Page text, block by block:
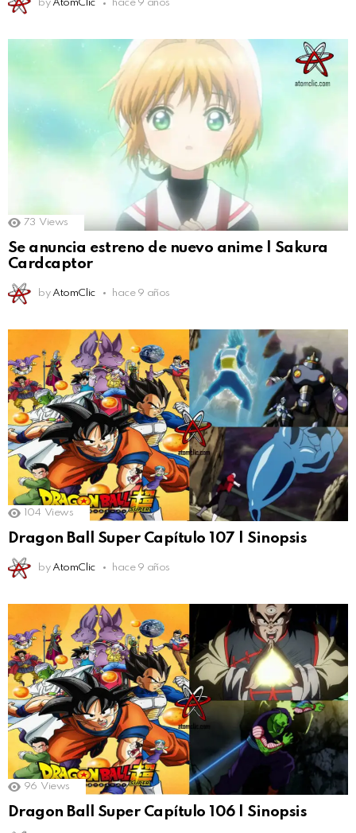
by AtomClic hace 9 años
73 Views
Se anuncia estreno de nuevo anime | Sakura
Cardcaptor
by AtomClic hace 9 años
104 Views
Dragon Ball Super Capítulo 107 | Sinopsis
by AtomClic hace 9 años
96 Views
Dragon Ball Super Capítulo 106 | Sinopsis